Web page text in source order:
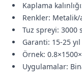
Kaplama
Renkler:
Tuz spreyi: 3000
Garanti: 15-25 yıl
Örnek:
Uygulamalar: